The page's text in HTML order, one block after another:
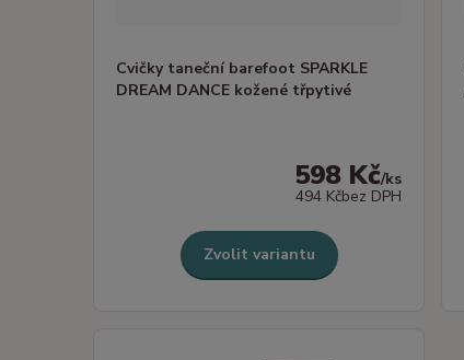
Cvičky taneční barefoot SPARKLE
DREAM DANCE kožené třpytivé
598 Kč/ks
494 Kčbez DPH
Zvolit variantu